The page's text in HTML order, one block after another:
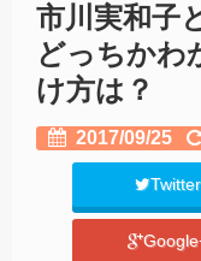
市川実和子
どっちかわ
け方は？
2017/09/25
Twitter